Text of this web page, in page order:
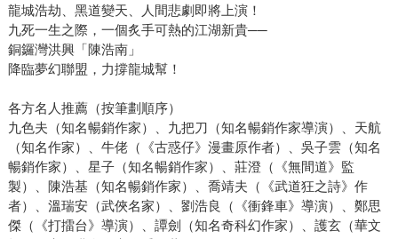
龍城浩劫、黑道變天、人間悲劇即將上演！
九死一生之際，一個炙手可熱的江湖新貴──
銅鑼灣洪興「陳浩南」
降臨夢幻聯盟，力撐龍城幫！
各方名人推薦（按筆劃順序）
九色夫（知名暢銷作家）、九把刀（知名暢銷作家導演）、天航
（知名作家）、牛佬（《古惑仔》漫畫原作者）、吳子雲（知名
暢銷作家）、星子（知名暢銷作家）、莊澄（《無間道》監
製）、陳浩基（知名暢銷作家）、喬靖夫（《武道狂之詩》作
者）、溫瑞安（武俠名家）、劉浩良（《衝鋒車》導演）、鄭思
傑（《打擂台》導演）、譚劍（知名奇科幻作家）、護玄（華文